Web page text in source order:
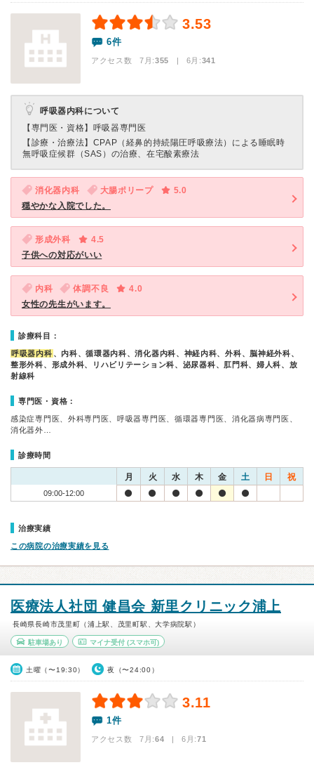
3.53
6件
アクセス数 7月:355 | 6月:341
呼吸器内科について
【専門医・資格】 呼吸器専門医
【診療・治療法】 CPAP（経鼻的持続陽圧呼吸療法）による睡眠時
無呼吸症候群（SAS）の治療、在宅酸素療法
消化器内科 大腸ポリープ
5.0
穏やかな入院でした。
形成外科
4.5
子供への対応がいい
内科 体調不良
4.0
女性の先生がいます。
診療科目：
呼吸器内科 、内科、循環器内科、消化器内科、神経内科、外科、脳神経外科、
整形外科、形成外科、リハビリテーション科、泌尿器科、肛門科、婦人科、放
射線科
専門医・資格：
感染症専門医、外科専門医、呼吸器専門医、循環器専門医、消化器病専門医、
消化器外…
診療時間
月 火 水 木 金 土 日 祝
09:00-12:00
治療実績
この病院の治療実績を見る
医療法人社団 健昌会 新里クリニック浦上
長崎県長崎市茂里町（浦上駅、茂里町駅、大学病院駅）
駐車場あり マイナ受付(スマホ可)
土曜（〜19:30） 夜（〜24:00）
3.11
1件
アクセス数 7月:64 | 6月:71